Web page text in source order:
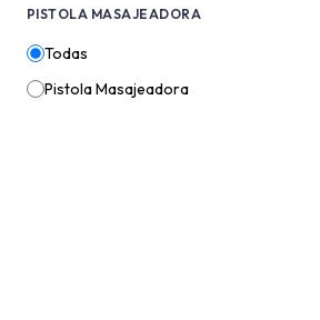
PISTOLA MASAJEADORA
Todas
Pistola Masajeadora